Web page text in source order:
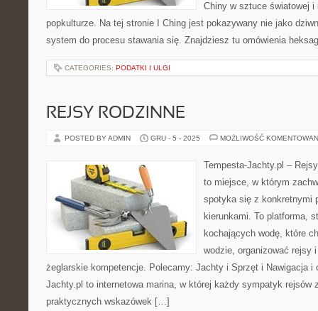
Chiny w sztuce światowej
popkulturze. Na tej stronie I Ching jest pokazywany nie jako
system do procesu stawania się. Znajdziesz tu omówienia
CATEGORIES: PODATKI I ULGI
REJSY RODZINNE
POSTED BY ADMIN GRU - 5 - 2025 MOŻLIWOŚĆ
Tempesta-Jachty.pl –
to miejsce, w którym
spotyka się z konkretnymi
kierunkami. To platforma,
kochających wodę, które
wodzie, organizować rejsy
żeglarskie kompetencje. Polecamy: Jachty i Sprzęt i Nawigacja i
Jachty.pl to internetowa marina, w której każdy sympatyk rejsów
praktycznych wskazówek […]